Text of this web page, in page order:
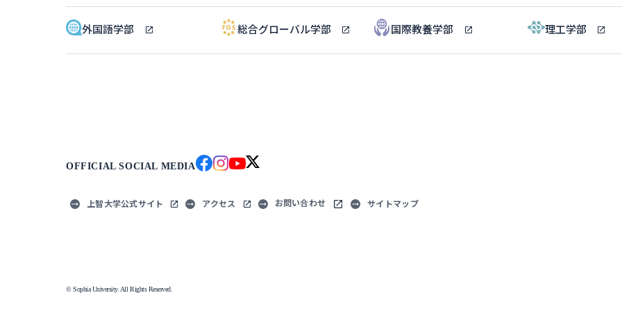
外国語学部 総合グローバル学部 国際教養学部 理工学部
OFFICIAL SOCIAL MEDIA
上智大学公式サイト アクセス お問い合わせ サイトマップ
© Sophia University. All Rights Reserved.